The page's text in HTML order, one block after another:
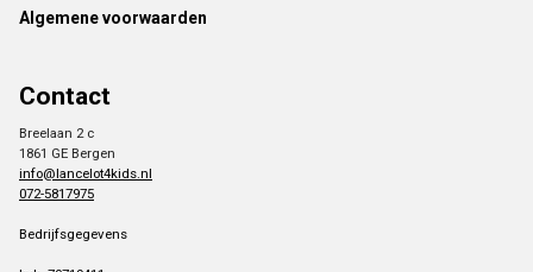
Algemene voorwaarden
Contact
Breelaan 2 c
1861 GE Bergen
info@lancelot4kids.nl
072-5817975
Bedrijfsgegevens